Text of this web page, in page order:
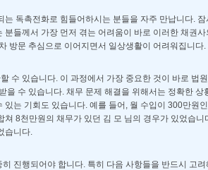
독촉전화로 힘들어하시는 분들을 자주 만납니다.
들께서 가장 먼저 겪는 어려움이 바로 이러한 채권
방문 추심으로 이어지면서 일상생활이 어려워집니
수 있습니다. 이 과정에서 가장 중요한 것이 바로 법
을 수 있습니다. 채무 문제 해결을 위해서는 정확한
는 기회도 있습니다. 예를 들어, 월 수입이 300만원
8천만원의 채무가 있던 김 모 님의 경우가 있었습
습니다.
진행되어야 합니다. 특히 다음 사항들을 반드시 고